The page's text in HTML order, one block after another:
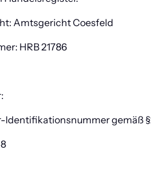
Amtsgericht Coesfeld
HRB 21786
Identifikationsnummer gemäß